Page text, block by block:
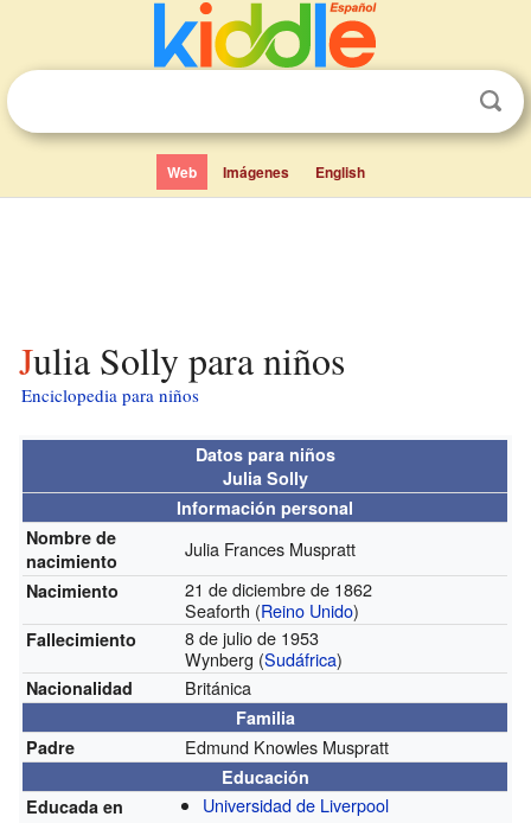
Web Imágenes English
Julia Solly para niños
Enciclopedia para niños
Datos para niños
Julia Solly
Información personal
Nombre de
nacimiento
Julia Frances Muspratt
Nacimiento
21 de diciembre de 1862
Seaforth (Reino Unido)
Fallecimiento
8 de julio de 1953
Wynberg (Sudáfrica)
Nacionalidad Británica
Familia
Padre
Edmund Knowles Muspratt
Educación
Educada en
Universidad de Liverpool